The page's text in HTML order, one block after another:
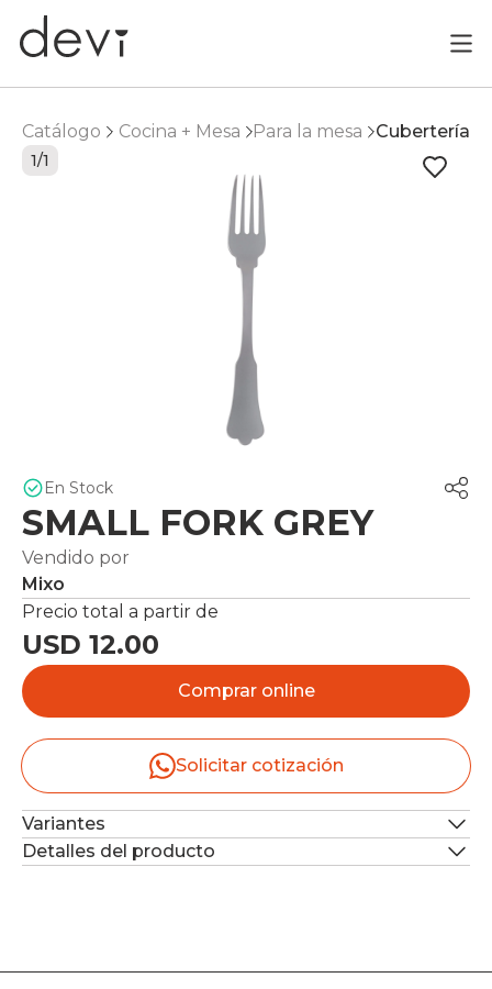
Catálogo Cocina + Mesa Para la mesa Cubertería
1/1
En Stock
SMALL FORK GREY
Vendido por
Mixo
Precio total a partir de
USD 12.00
Comprar online
Solicitar cotización
Variantes
Detalles del producto